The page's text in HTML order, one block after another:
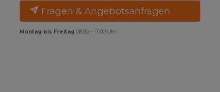
Fragen & Angebotsanfragen
Montag bis Freitag 08:00 - 17:00 Uhr